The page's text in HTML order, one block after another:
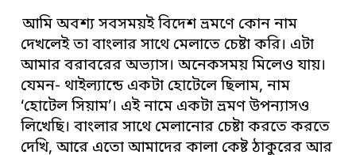
আমি অবশ্য সবসময়ই বিদেশ ভ্রমণে কোন নাম
দেখলেই তা বাংলার সাথে মেলাতে চেষ্টা করি। এটা
আমার বরাবরের অভ্যাস। অনেকসময় মিলেও যায়।
যেমন- থাইল্যান্ডে একটা হোটেলে ছিলাম, নাম
‘হোটেল সিয়াম’। এই নামে একটা ভ্রমণ উপন্যাসও
লিখেছি। বাংলার সাথে মেলানোর চেষ্টা করতে করতে
দেখি, আরে এতো আমাদের কালা কেষ্ট ঠাকুরের আর